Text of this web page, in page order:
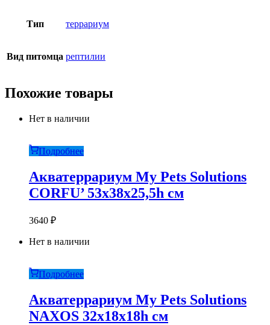
Тип террариум
Вид питомца рептилии
Похожие товары
Нет в наличии
Подробнее
Акватеррариум My Pets Solutions
CORFU’ 53x38x25,5h см
3640 ₽
Нет в наличии
Подробнее
Акватеррариум My Pets Solutions
NAXOS 32x18x18h см